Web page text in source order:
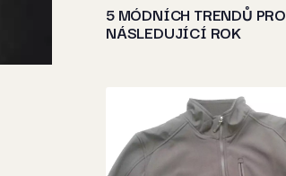
5 MÓDNÍCH TRENDŮ PRO
NÁSLEDUJÍCÍ ROK